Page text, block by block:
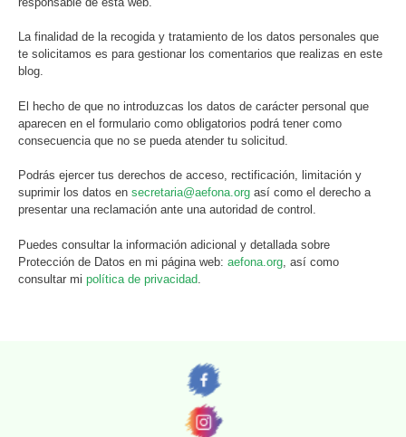
La finalidad de la recogida y tratamiento de los datos personales que
te solicitamos es para gestionar los comentarios que realizas en este
blog.
El hecho de que no introduzcas los datos de carácter personal que
aparecen en el formulario como obligatorios podrá tener como
consecuencia que no se pueda atender tu solicitud.
Podrás ejercer tus derechos de acceso, rectificación, limitación y
suprimir los datos en secretaria@aefona.org así como el derecho a
presentar una reclamación ante una autoridad de control.
Puedes consultar la información adicional y detallada sobre
Protección de Datos en mi página web: aefona.org , así como
consultar mi política de privacidad